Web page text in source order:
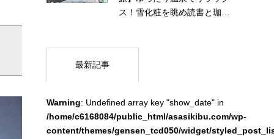
ス！雪化粧を眺め読書と珈…
最新記事
Warning: Undefined array key "show_date" in
/home/c6168084/public_html/asasikibu.com/wp-
content/themes/gensen_tcd050/widget/